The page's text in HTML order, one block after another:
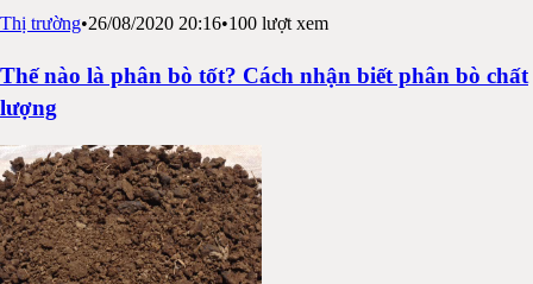
Thị trường•26/08/2020 20:16•100 lượt xem
Thế nào là phân bò tốt? Cách nhận biết phân bò chất
lượng